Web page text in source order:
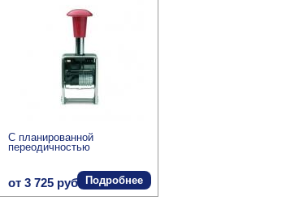
С планированной
переодичностью
от 3 725 руб. Подробнее